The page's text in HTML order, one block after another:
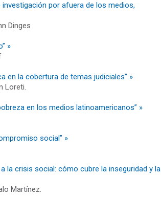
por afuera de los medios,
Dinges
»
en la cobertura de temas judiciales” »
Loreti.
en los medios latinoamericanos” »
social” »
la crisis social: cómo cubre la inseguridad y la
Martínez.